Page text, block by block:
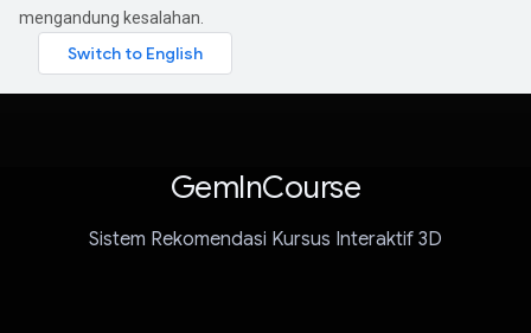
mengandung kesalahan.
GemInCourse
Sistem Rekomendasi Kursus Interaktif 3D